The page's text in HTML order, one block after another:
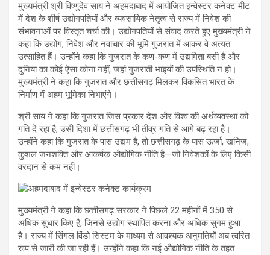
मुख्यमंत्री श्री विष्णुदेव साय ने अहमदाबाद में आयोजित इन्वेस्टर कनेक्ट मीट
में देश के शीर्ष उद्योगपतियों और व्यवसायिक नेतृत्व से राज्य में निवेश की
संभावनाओं पर विस्तृत चर्चा की। उद्योगपतियों से संवाद करते हुए मुख्यमंत्री ने
कहा कि उद्योग, निवेश और नवाचार की भूमि गुजरात में आकर वे अत्यंत
उत्साहित हैं। उन्होंने कहा कि गुजरात के कण-कण में उद्यमिता बसी है और
दुनिया का कोई ऐसा कोना नहीं, जहां गुजराती भाइयों की उपस्थिति न हो।
मुख्यमंत्री ने कहा कि गुजरात और छत्तीसगढ़ मिलकर विकसित भारत के
निर्माण में अहम भूमिका निभाएंगे।
श्री साय ने कहा कि गुजरात जिस प्रकार देश और विश्व की अर्थव्यवस्था को
गति दे रहा है, उसी दिशा में छत्तीसगढ़ भी तीव्र गति से आगे बढ़ रहा है।
उन्होंने कहा कि गुजरात के पास उद्यम है, तो छत्तीसगढ़ के पास ऊर्जा, खनिज,
कुशल जनशक्ति और आकर्षक औद्योगिक नीति है—जो निवेशकों के लिए किसी
वरदान से कम नहीं।
मुख्यमंत्री ने कहा कि छत्तीसगढ़ सरकार ने पिछले 22 महीनों में 350 से
अधिक सुधार किए हैं, जिनसे उद्योग स्थापित करना और अधिक सुगम हुआ
है। राज्य में सिंगल विंडो सिस्टम के माध्यम से आवश्यक अनुमतियाँ अब त्वरित
रूप से जारी की जा रही हैं। उन्होंने कहा कि नई औद्योगिक नीति के तहत